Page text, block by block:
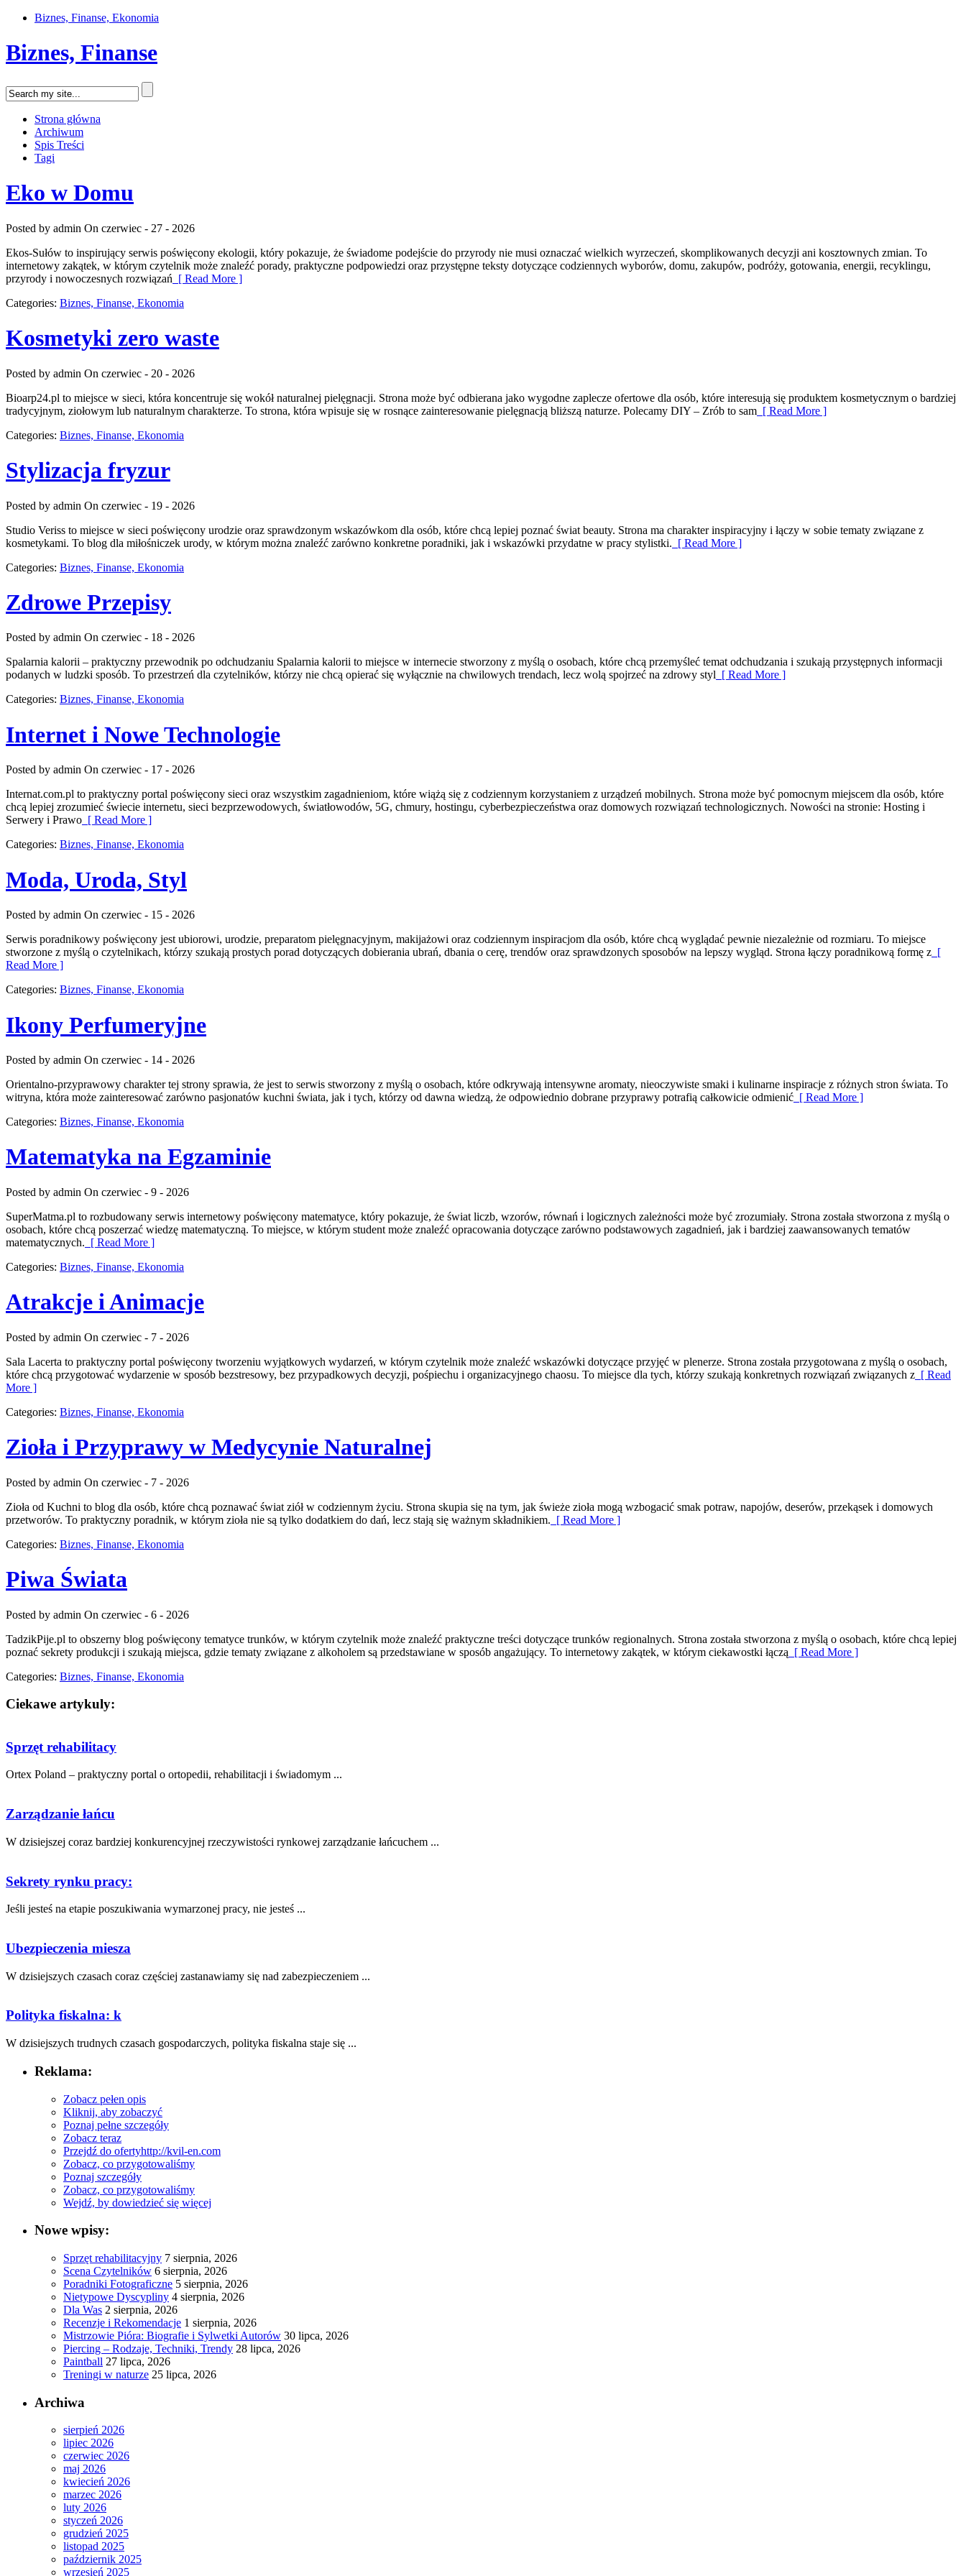
Biznes, Finanse, Ekonomia
Biznes, Finanse
Strona główna
Archiwum
Spis Treści
Tagi
Eko w Domu
Posted by admin On czerwiec - 27 - 2026
Ekos-Sułów to inspirujący serwis poświęcony ekologii, który pokazuje, że świadome podejście do przyrody nie musi oznaczać wielkich wyrzeczeń, skomplikowanych decyzji ani kosztownych zmian. To
internetowy zakątek, w którym czytelnik może znaleźć porady, praktyczne podpowiedzi oraz przystępne teksty dotyczące codziennych wyborów, domu, zakupów, podróży, gotowania, energii, recyklingu,
przyrody i nowoczesnych rozwiązań [ Read More ]
Categories: Biznes, Finanse, Ekonomia
Kosmetyki zero waste
Posted by admin On czerwiec - 20 - 2026
Bioarp24.pl to miejsce w sieci, która koncentruje się wokół naturalnej pielęgnacji. Strona może być odbierana jako wygodne zaplecze ofertowe dla osób, które interesują się produktem kosmetycznym o bardziej
tradycyjnym, ziołowym lub naturalnym charakterze. To strona, która wpisuje się w rosnące zainteresowanie pielęgnacją bliższą naturze. Polecamy DIY – Zrób to sam [ Read More ]
Categories: Biznes, Finanse, Ekonomia
Stylizacja fryzur
Posted by admin On czerwiec - 19 - 2026
Studio Veriss to miejsce w sieci poświęcony urodzie oraz sprawdzonym wskazówkom dla osób, które chcą lepiej poznać świat beauty. Strona ma charakter inspiracyjny i łączy w sobie tematy związane z
kosmetykami. To blog dla miłośniczek urody, w którym można znaleźć zarówno konkretne poradniki, jak i wskazówki przydatne w pracy stylistki. [ Read More ]
Categories: Biznes, Finanse, Ekonomia
Zdrowe Przepisy
Posted by admin On czerwiec - 18 - 2026
Spalarnia kalorii – praktyczny przewodnik po odchudzaniu Spalarnia kalorii to miejsce w internecie stworzony z myślą o osobach, które chcą przemyśleć temat odchudzania i szukają przystępnych informacji
podanych w ludzki sposób. To przestrzeń dla czytelników, którzy nie chcą opierać się wyłącznie na chwilowych trendach, lecz wolą spojrzeć na zdrowy styl [ Read More ]
Categories: Biznes, Finanse, Ekonomia
Internet i Nowe Technologie
Posted by admin On czerwiec - 17 - 2026
Internat.com.pl to praktyczny portal poświęcony sieci oraz wszystkim zagadnieniom, które wiążą się z codziennym korzystaniem z urządzeń mobilnych. Strona może być pomocnym miejscem dla osób, które
chcą lepiej zrozumieć świecie internetu, sieci bezprzewodowych, światłowodów, 5G, chmury, hostingu, cyberbezpieczeństwa oraz domowych rozwiązań technologicznych. Nowości na stronie: Hosting i
Serwery i Prawo [ Read More ]
Categories: Biznes, Finanse, Ekonomia
Moda, Uroda, Styl
Posted by admin On czerwiec - 15 - 2026
Serwis poradnikowy poświęcony jest ubiorowi, urodzie, preparatom pielęgnacyjnym, makijażowi oraz codziennym inspiracjom dla osób, które chcą wyglądać pewnie niezależnie od rozmiaru. To miejsce
stworzone z myślą o czytelnikach, którzy szukają prostych porad dotyczących dobierania ubrań, dbania o cerę, trendów oraz sprawdzonych sposobów na lepszy wygląd. Strona łączy poradnikową formę z [
Read More ]
Categories: Biznes, Finanse, Ekonomia
Ikony Perfumeryjne
Posted by admin On czerwiec - 14 - 2026
Orientalno-przyprawowy charakter tej strony sprawia, że jest to serwis stworzony z myślą o osobach, które odkrywają intensywne aromaty, nieoczywiste smaki i kulinarne inspiracje z różnych stron świata. To
witryna, która może zainteresować zarówno pasjonatów kuchni świata, jak i tych, którzy od dawna wiedzą, że odpowiednio dobrane przyprawy potrafią całkowicie odmienić [ Read More ]
Categories: Biznes, Finanse, Ekonomia
Matematyka na Egzaminie
Posted by admin On czerwiec - 9 - 2026
SuperMatma.pl to rozbudowany serwis internetowy poświęcony matematyce, który pokazuje, że świat liczb, wzorów, równań i logicznych zależności może być zrozumiały. Strona została stworzona z myślą o
osobach, które chcą poszerzać wiedzę matematyczną. To miejsce, w którym student może znaleźć opracowania dotyczące zarówno podstawowych zagadnień, jak i bardziej zaawansowanych tematów
matematycznych. [ Read More ]
Categories: Biznes, Finanse, Ekonomia
Atrakcje i Animacje
Posted by admin On czerwiec - 7 - 2026
Sala Lacerta to praktyczny portal poświęcony tworzeniu wyjątkowych wydarzeń, w którym czytelnik może znaleźć wskazówki dotyczące przyjęć w plenerze. Strona została przygotowana z myślą o osobach,
które chcą przygotować wydarzenie w sposób bezstresowy, bez przypadkowych decyzji, pośpiechu i organizacyjnego chaosu. To miejsce dla tych, którzy szukają konkretnych rozwiązań związanych z [ Read
More ]
Categories: Biznes, Finanse, Ekonomia
Zioła i Przyprawy w Medycynie Naturalnej
Posted by admin On czerwiec - 7 - 2026
Zioła od Kuchni to blog dla osób, które chcą poznawać świat ziół w codziennym życiu. Strona skupia się na tym, jak świeże zioła mogą wzbogacić smak potraw, napojów, deserów, przekąsek i domowych
przetworów. To praktyczny poradnik, w którym zioła nie są tylko dodatkiem do dań, lecz stają się ważnym składnikiem. [ Read More ]
Categories: Biznes, Finanse, Ekonomia
Piwa Świata
Posted by admin On czerwiec - 6 - 2026
TadzikPije.pl to obszerny blog poświęcony tematyce trunków, w którym czytelnik może znaleźć praktyczne treści dotyczące trunków regionalnych. Strona została stworzona z myślą o osobach, które chcą lepiej
poznać sekrety produkcji i szukają miejsca, gdzie tematy związane z alkoholem są przedstawiane w sposób angażujący. To internetowy zakątek, w którym ciekawostki łączą [ Read More ]
Categories: Biznes, Finanse, Ekonomia
Ciekawe artykuly:
Sprzęt rehabilitacy
Ortex Poland – praktyczny portal o ortopedii, rehabilitacji i świadomym ...
Zarządzanie łańcu
W ⁤dzisiejszej coraz bardziej konkurencyjnej rzeczywistości rynkowej zarządzanie łańcuchem ...
Sekrety rynku pracy:
Jeśli jesteś na etapie poszukiwania wymarzonej pracy, nie jesteś ...
Ubezpieczenia miesza
W dzisiejszych ⁣czasach coraz częściej zastanawiamy się nad ​zabezpieczeniem ...
Polityka fiskalna: k
W⁤ dzisiejszych trudnych czasach⁣ gospodarczych, polityka fiskalna staje się ...
Reklama:
Zobacz pełen opis
Kliknij, aby zobaczyć
Poznaj pełne szczegóły
Zobacz teraz
Przejdź do ofertyhttp://kvil-en.com
Zobacz, co przygotowaliśmy
Poznaj szczegóły
Zobacz, co przygotowaliśmy
Wejdź, by dowiedzieć się więcej
Nowe wpisy:
Sprzęt rehabilitacyjny 7 sierpnia, 2026
Scena Czytelników 6 sierpnia, 2026
Poradniki Fotograficzne 5 sierpnia, 2026
Nietypowe Dyscypliny 4 sierpnia, 2026
Dla Was 2 sierpnia, 2026
Recenzje i Rekomendacje 1 sierpnia, 2026
Mistrzowie Pióra: Biografie i Sylwetki Autorów 30 lipca, 2026
Piercing – Rodzaje, Techniki, Trendy 28 lipca, 2026
Paintball 27 lipca, 2026
Treningi w naturze 25 lipca, 2026
Archiwa
sierpień 2026
lipiec 2026
czerwiec 2026
maj 2026
kwiecień 2026
marzec 2026
luty 2026
styczeń 2026
grudzień 2025
listopad 2025
październik 2025
wrzesień 2025